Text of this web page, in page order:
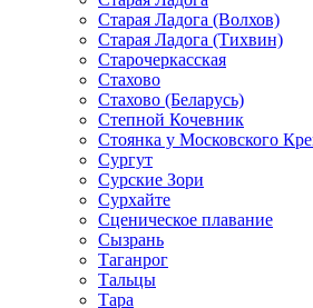
Старая Ладога (Волхов)
Старая Ладога (Тихвин)
Старочеркасская
Стахово
Стахово (Беларусь)
Степной Кочевник
Стоянка у Московского
Сургут
Сурские Зори
Сурхайте
Сценическое плавание
Сызрань
Таганрог
Тальцы
Тара